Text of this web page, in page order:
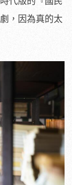
，因為真的太